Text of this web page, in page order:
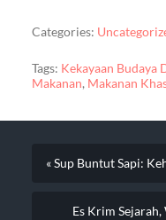
Categories:
Tags: Kekayaan Budaya
Makanan, Makanan
« Sup Buntut Sapi:
Es Krim